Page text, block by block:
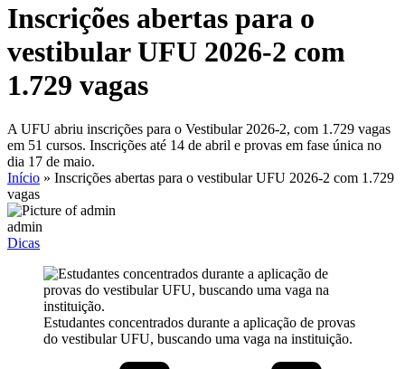
Inscrições abertas para o
vestibular UFU 2026-2 com
1.729 vagas
A UFU abriu inscrições para o Vestibular 2026-2, com 1.729 vagas
em 51 cursos. Inscrições até 14 de abril e provas em fase única no
dia 17 de maio.
Início » Inscrições abertas para o vestibular UFU 2026-2 com 1.729
vagas
admin
Dicas
Estudantes concentrados durante a aplicação de provas
do vestibular UFU, buscando uma vaga na instituição.